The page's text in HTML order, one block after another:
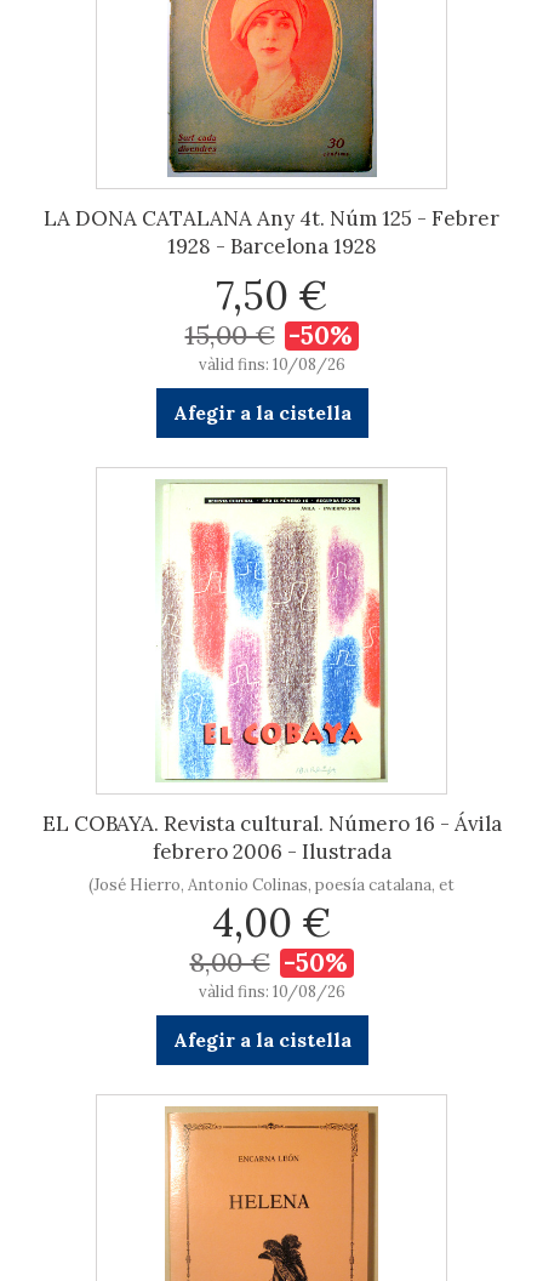
LA DONA CATALANA Any 4t. Núm 125 - Febrer
1928 - Barcelona 1928
7,50 €
15,00 € -50%
vàlid fins: 10/08/26
Afegir a la cistella
EL COBAYA. Revista cultural. Número 16 - Ávila
febrero 2006 - Ilustrada
(José Hierro, Antonio Colinas, poesía catalana, et
4,00 €
8,00 € -50%
vàlid fins: 10/08/26
Afegir a la cistella